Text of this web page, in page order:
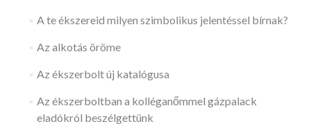
A te ékszereid milyen szimbolikus jelentéssel bírnak?
Az alkotás öröme
Az ékszerbolt új katalógusa
Az ékszerboltban a kolléganőmmel gázpalack
eladókról beszélgettünk